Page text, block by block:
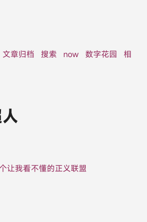
文章归档 搜索 now 数字花园
相
让我看不懂的正义联盟